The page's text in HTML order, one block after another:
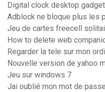
Digital clock desktop
Adblock ne bloque plus les
Jeu de cartes freecell
How to delete web
Regarder la tele sur mon
Nouvelle version de yahoo
Jeu sur windows 7
Jai oublié mon mot de